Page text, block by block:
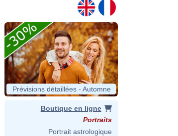
Prévisions détaillées - Automne
Boutique en ligne
Portraits
Portrait astrologique